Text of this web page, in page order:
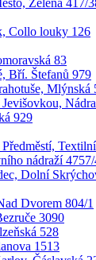
Zelená 417/
Collo louky 126
83
Bří. Štefanů 979
Mlýnská
929
nádraží
Dolní
Dvorem 804/1
3090
528
1513